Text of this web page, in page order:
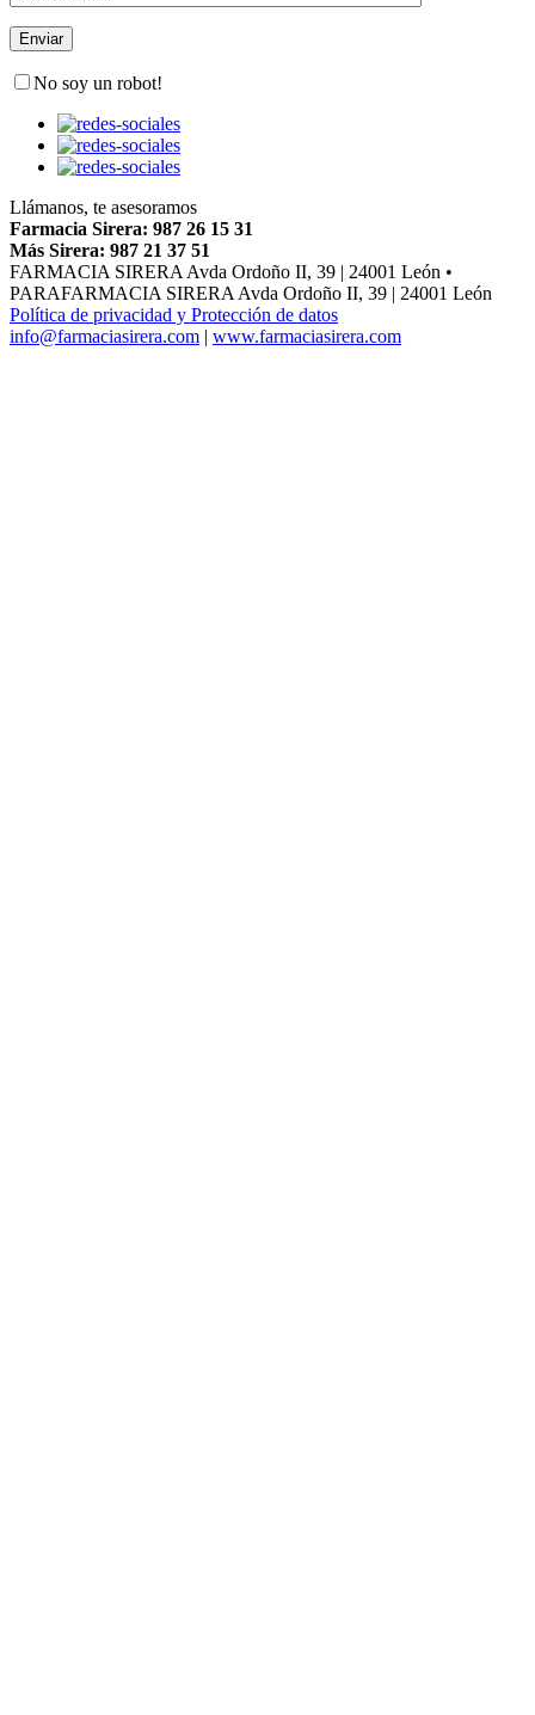
No soy un robot!
Llámanos, te asesoramos
Farmacia Sirera: 987 26 15 31
Más Sirera: 987 21 37 51
FARMACIA SIRERA Avda Ordoño II, 39 | 24001 León •
PARAFARMACIA SIRERA Avda Ordoño II, 39 | 24001 León
Política de privacidad y Protección de datos
info@farmaciasirera.com | www.farmaciasirera.com